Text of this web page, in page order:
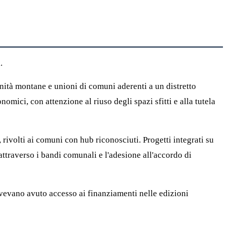
montane e unioni di comuni aderenti a un distretto
con attenzione al riuso degli spazi sfitti e alla tutela
ai comuni con hub riconosciuti. Progetti integrati su
i bandi comunali e l'adesione all'accordo di
avuto accesso ai finanziamenti nelle edizioni